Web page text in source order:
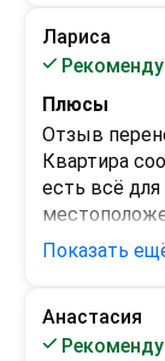
Минусы
Лариса
Плюсы
Отзыв
Квартира
есть всё
набережной,
добраться
площади и
берега - 40-
Минусы
Показать
Анастасия